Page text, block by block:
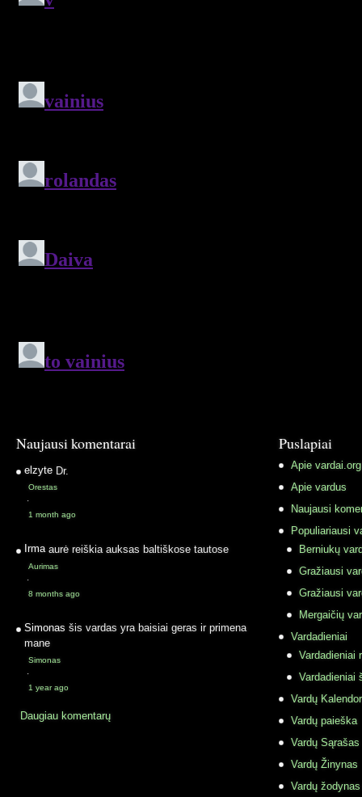
Naujausi komentarai
elzyte Dr.
Orestas
·
1 month ago
Irma aurė reiškia auksas baltiškose tautose
Aurimas
·
8 months ago
Simonas šis vardas yra baisiai geras ir primena
mane
Simonas
·
1 year ago
Daugiau komentarų
Puslapiai
Apie vardai.org
Apie vardus
Naujausi
Populiariausi
Berniukų
Gražiausi
Gražiausi
Mergaičių
Vardadieniai
Vardadieniai
Vardadieniai
Vardų
Vardų paieška
Vardų Sąrašas
Vardų Žinynas
Vardų